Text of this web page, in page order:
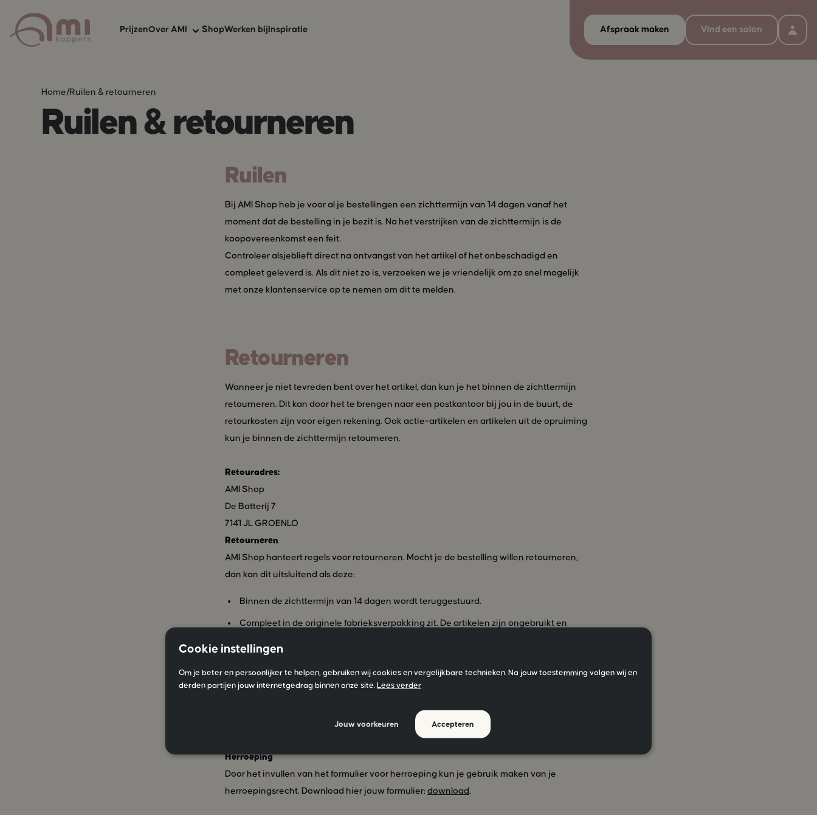
PrijzenOver AMI
AMI zekerheden
ShopWerken bij Inspiratie Afspraak maken Vind een salon
Home/Ruilen & retourneren
Ruilen & retourneren
Ruilen
Bij AMI Shop heb je voor al je bestellingen een zichttermijn van 14 dagen vanaf het
moment dat de bestelling in je bezit is. Na het verstrijken van de zichttermijn is de
koopovereenkomst een feit.
Controleer alsjeblieft direct na ontvangst van het artikel of het onbeschadigd en
compleet geleverd is. Als dit niet zo is, verzoeken we je vriendelijk om zo snel mogelijk
met onze klantenservice op te nemen om dit te melden.
Retourneren
Wanneer je niet tevreden bent over het artikel, dan kun je het binnen de zichttermijn
retourneren. Dit kan door het te brengen naar een postkantoor bij jou in de buurt, de
retourkosten zijn voor eigen rekening. Ook actie-artikelen en artikelen uit de opruiming
kun je binnen de zichttermijn retourneren.
​Retouradres:
AMI Shop
De Batterij 7
7141 JL GROENLO
Retourneren
AMI Shop hanteert regels voor retourneren. Mocht je de bestelling willen retourneren,
dan kan dit uitsluitend als deze:
Binnen de zichttermijn van 14 dagen wordt teruggestuurd.
Compleet in de originele fabrieksverpakking zit. De artikelen zijn ongebruikt en
Wij sturen deze artikelen naar je terug en brengen de gemaakte kosten in rekening.
goede verwerking van het teruggestuurde artikel is het volgende van belang: Voeg altijd
de retourbon bij je retour, inclusief opgave van de retourreden.
Herroeping
Door het invullen van het formulier voor herroeping kun je gebruik maken van je
herroepingsrecht. Download hier jouw formulier: download.
Cookie instellingen
Om je beter en persoonlijker te helpen, gebruiken wij cookies en vergelijkbare technieken. Na jouw toestemming volgen wij en
derden partijen jouw internetgedrag binnen onze site. Lees verder
Accepteren
Jouw voorkeuren